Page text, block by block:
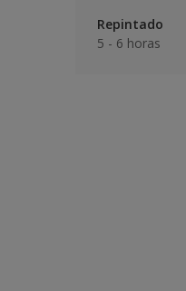
Repintado
5 - 6 horas